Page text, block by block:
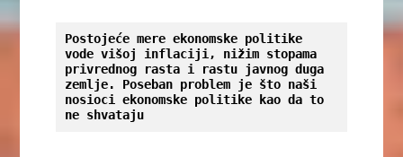
Postojeće mere ekonomske politike
vode višoj inflaciji, nižim stopama
privrednog rasta i rastu javnog duga
zemlje. Poseban problem je što naši
nosioci ekonomske politike kao da to
ne shvataju